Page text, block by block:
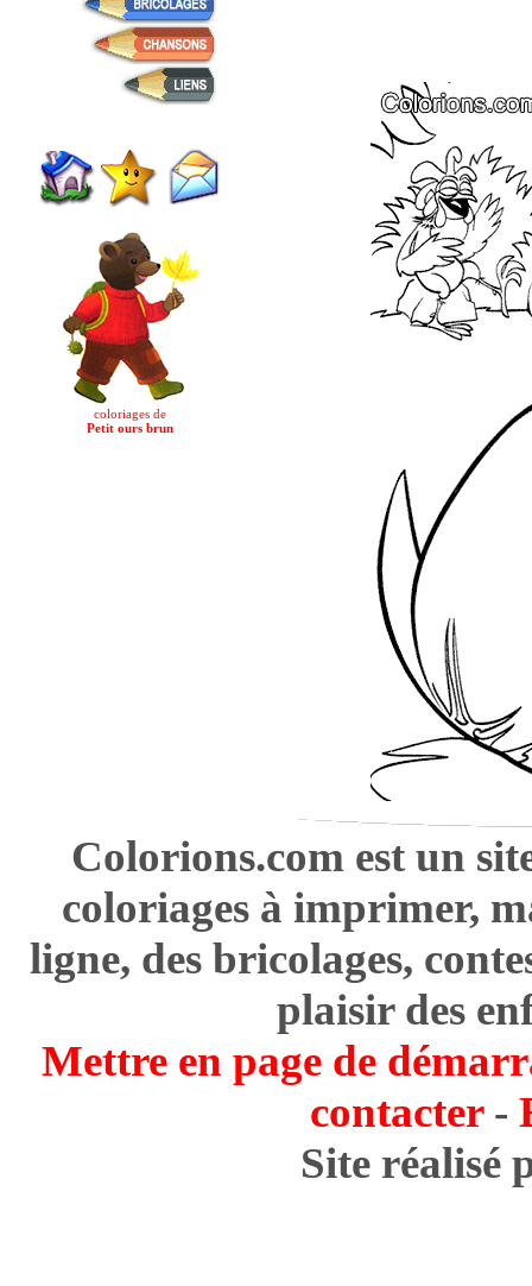
coloriages de
Petit ours brun
Colorions.com est un
coloriages à imprimer,
ligne, des bricolages,
plaisir des
Mettre en page de
contacter-
Site réalisé